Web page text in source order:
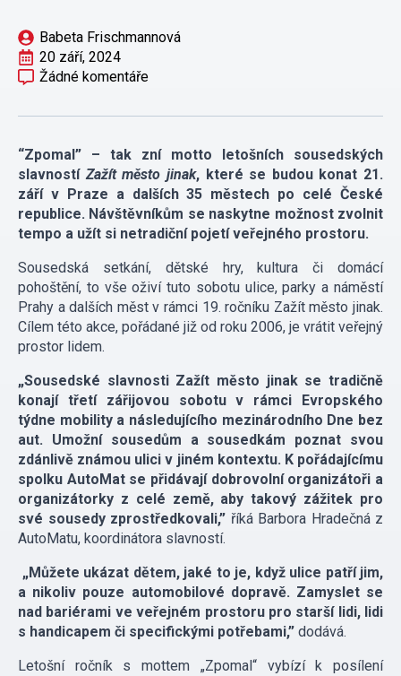
Babeta Frischmannová
20 září, 2024
Žádné komentáře
“Zpomal” – tak zní motto letošních sousedských
slavnostíZažít město jinak, které se budou konat 21.
září v Praze a dalších 35 městech po celé České
republice. Návštěvníkům se naskytne možnost zvolnit
tempo a užít si netradiční pojetí veřejného prostoru.
Sousedská setkání, dětské hry, kultura či domácí
pohoštění, to vše oživí tuto sobotu ulice, parky a náměstí
Prahy a dalších měst v rámci 19. ročníku Zažít město jinak.
Cílem této akce, pořádané již od roku 2006, je vrátit veřejný
prostor lidem.
„Sousedské slavnosti Zažít město jinak se tradičně
konají třetí zářijovou sobotu v rámci Evropského
týdne mobility a následujícího mezinárodního Dne bez
aut. Umožní sousedům a sousedkám poznat svou
zdánlivě známou ulici v jiném kontextu. K pořádajícímu
spolku AutoMat se přidávají dobrovolní organizátoři a
organizátorky z celé země, aby takový zážitek pro
své sousedy zprostředkovali,” říká Barbora Hradečná z
AutoMatu, koordinátora slavností.
„Můžete ukázat dětem, jaké to je, když ulice patří jim,
a nikoliv pouze automobilové dopravě. Zamyslet se
nad bariérami ve veřejném prostoru pro starší lidi, lidi
s handicapem či specifickými potřebami,” dodává.
Letošní ročník s mottem „Zpomal“ vybízí k posílení